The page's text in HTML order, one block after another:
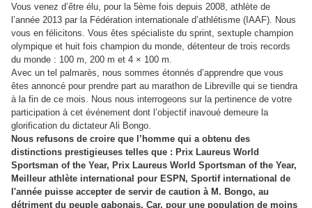
Vous venez d’être élu, pour la 5ème fois depuis 2008, athlète de
l’année 2013 par la Fédération internationale d’athlétisme (IAAF). Nous
vous en félicitons. Vous êtes spécialiste du sprint, sextuple champion
olympique et huit fois champion du monde, détenteur de trois records
du monde : 100 m, 200 m et 4 × 100 m.
Avec un tel palmarès, nous sommes étonnés d’apprendre que vous
êtes annoncé pour prendre part au marathon de Libreville qui se tiendra
à la fin de ce mois. Nous nous interrogeons sur la pertinence de votre
participation à cet événement dont l’objectif inavoué demeure la
glorification du dictateur Ali Bongo.
Nous refusons de croire que l’homme qui a obtenu des
distinctions prestigieuses telles que : Prix Laureus World
Sportsman of the Year, Prix Laureus World Sportsman of the Year,
Meilleur athlète international pour ESPN, Sportif international de
l'année puisse accepter de servir de caution à M. Bongo, au
détriment du peuple gabonais. Car, pour une population de moins